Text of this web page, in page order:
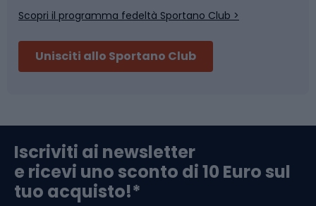
Abbigliamento da escursionismo
Componenti per biciclette
Arrampicata
Scopri il programma fedeltà Sportano Club >
Unisciti allo Sportano Club
Iscriviti ai newsletter
e ricevi uno sconto di 10 Euro sul
tuo acquisto!*